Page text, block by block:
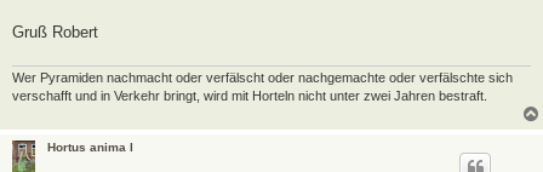
Gruß Robert
Wer Pyramiden nachmacht oder verfälscht oder nachgemachte oder verfälschte sich
verschafft und in Verkehr bringt, wird mit Horteln nicht unter zwei Jahren bestraft.
Hortus anima l